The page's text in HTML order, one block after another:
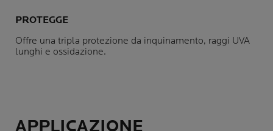
PROTEGGE
Offre una tripla protezione da inquinamento, raggi UVA
lunghi e ossidazione.
APPLICAZIONE